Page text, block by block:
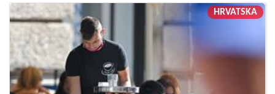
HRVATSKA